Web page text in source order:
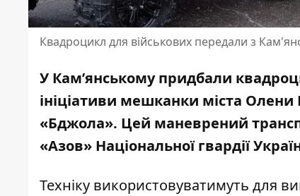
Квадроцикл для військових передали з
У Кам’янському придбали
ініціативи мешканки міста Олени
«Бджола». Цей маневрений
«Азов» Національної гвардії
Техніку використовуватимуть для